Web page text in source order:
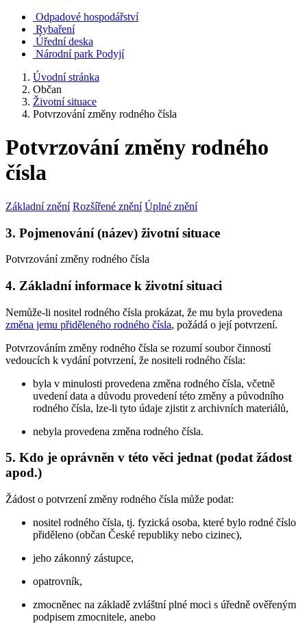
Odpadové hospodářství
Rybaření
Úřední deska
Národní park Podyjí
Úvodní stránka
Občan
Životní situace
Potvrzování změny rodného čísla
Potvrzování změny rodného
čísla
Základní znění Rozšířené znění Úplné znění
3. Pojmenování (název) životní situace
Potvrzování změny rodného čísla
4. Základní informace k životní situaci
Nemůže-li nositel rodného čísla prokázat, že mu byla provedena
změna jemu přiděleného rodného čísla, požádá o její potvrzení.
Potvrzováním změny rodného čísla se rozumí soubor činností
vedoucích k vydání potvrzení, že nositeli rodného čísla:
byla v minulosti provedena změna rodného čísla, včetně
uvedení data a důvodu provedení této změny a původního
rodného čísla, lze-li tyto údaje zjistit z archivních materiálů,
nebyla provedena změna rodného čísla.
5. Kdo je oprávněn v této věci jednat (podat žádost
apod.)
Žádost o potvrzení změny rodného čísla může podat:
nositel rodného čísla, tj. fyzická osoba, které bylo rodné číslo
přiděleno (občan České republiky nebo cizinec),
jeho zákonný zástupce,
opatrovník,
zmocněnec na základě zvláštní plné moci s úředně ověřeným
podpisem zmocnitele, anebo